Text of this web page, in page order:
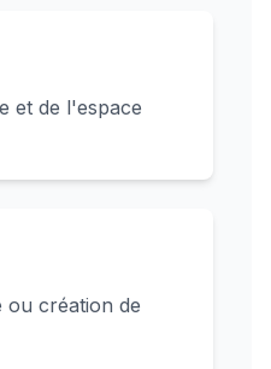
et de l'espace
ou création de